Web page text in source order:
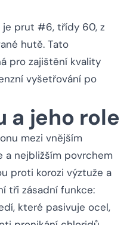
je prut #6, třídy 60, z
hutě. Tato
pro zajištění kvality
vyšetřování po
a jeho role
mezi vnějším
a nejbližším povrchem
proti korozi výztuže a
tři zásadní funkce:
které pasivuje ocel,